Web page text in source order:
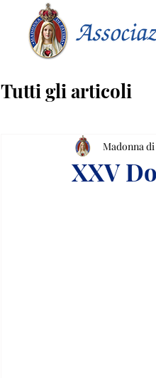
Tutti gli articoli
Vangelo -
XXV
Madonna